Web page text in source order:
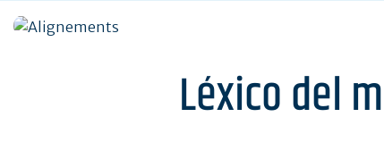
Léxico del